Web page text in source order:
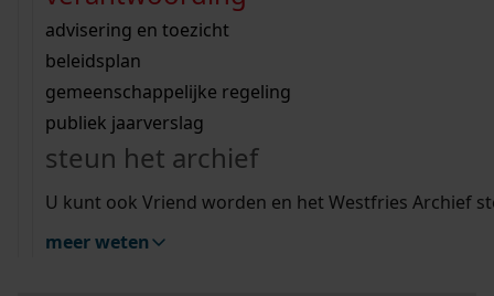
bouwvergunningen
omgevingsvergunningen
vergunningen
beeld en geluid
uitleg nodig?
Wij helpen u op weg met een aantal zoektips.
bekijk alle zoektips
Wij helpen u op weg met een aantal zoektips.
bekijk alle zoektips
bekijk ons geschiedenislokaal
advisering en toezicht
beleidsplan
gemeenschappelijke regeling
publiek jaarverslag
steun het archief
U kunt ook Vriend worden en het Westfries Archief
meer weten
zoektips
Mijn Studiezaal (inloggen)
uw zoekopdracht te